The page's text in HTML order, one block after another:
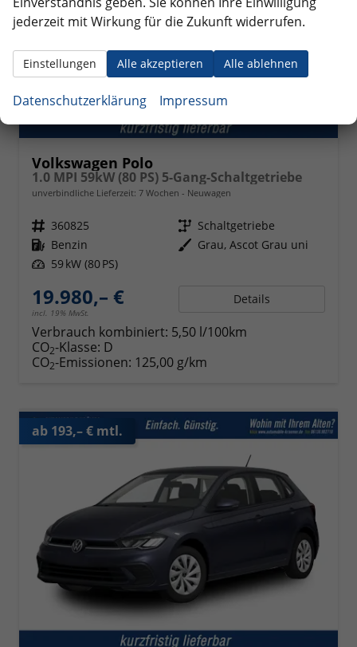
Volkswagen Polo
1.0 MPI 59kW (80 PS) 5-Gang-Schaltgetriebe
unverbindliche Lieferzeit: 7 Wochen Neuwagen
Fahrzeugnr. 360825 Getriebe Schaltgetriebe
Kraftstoff Benzin Außenfarbe Grau, Ascot Grau uni
Leistung 59 kW (80 PS)
19.980,– €
incl. 19% MwSt.
Details
Verbrauch kombiniert: 5,50 l/100km
CO2-Klasse: D
CO2-Emissionen: 125,00 g/km
ab 193,– € mtl.
jederzeit mit Wirkung für die Zukunft widerrufen.
Alle akzeptieren Alle ablehnen
Einstellungen
Datenschutzerklärung Impressum